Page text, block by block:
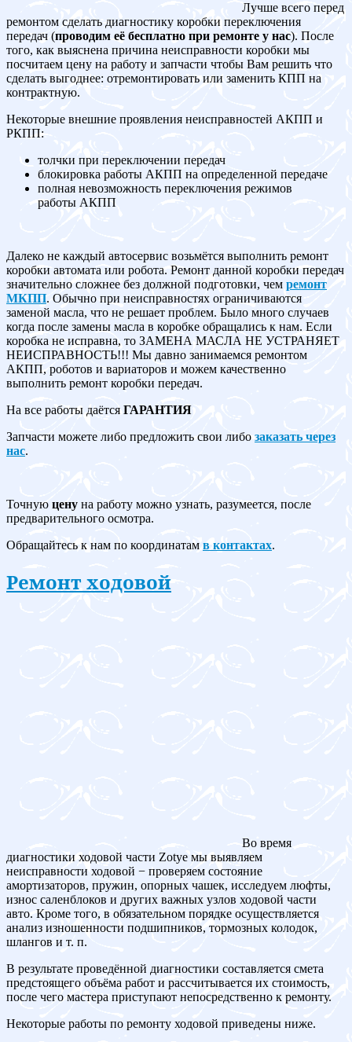
Лучше всего перед
ремонтом сделать диагностику коробки переключения
передач (проводим её бесплатно при ремонте у нас). После
того, как выяснена причина неисправности коробки мы
посчитаем цену на работу и запчасти чтобы Вам решить что
сделать выгоднее: отремонтировать или заменить КПП на
контрактную.
Некоторые внешние проявления неисправностей АКПП и
РКПП:
толчки при переключении передач
блокировка работы АКПП на определенной передаче
полная невозможность переключения режимов
работы АКПП
Далеко не каждый автосервис возьмётся выполнить ремонт
коробки автомата или робота. Ремонт данной коробки передач
значительно сложнее без должной подготовки, чем ремонт
МКПП. Обычно при неисправностях ограничиваются
заменой масла, что не решает проблем. Было много случаев
когда после замены масла в коробке обращались к нам. Если
коробка не исправна, то ЗАМЕНА МАСЛА НЕ УСТРАНЯЕТ
НЕИСПРАВНОСТЬ!!! Мы давно занимаемся ремонтом
АКПП, роботов и вариаторов и можем качественно
выполнить ремонт коробки передач.
На все работы даётсяГАРАНТИЯ
Запчасти можете либо предложить свои либо заказать через
нас.
Точную цену на работу можно узнать, разумеется, после
предварительного осмотра.
Обращайтесь к нам по координатам в контактах.
Ремонт ходовой
Во время
диагностики ходовой части Zotye мы выявляем
неисправности ходовой − проверяем состояние
амортизаторов, пружин, опорных чашек, исследуем люфты,
износ саленблоков и других важных узлов ходовой части
авто. Кроме того, в обязательном порядке осуществляется
анализ изношенности подшипников, тормозных колодок,
шлангов и т. п.
В результате проведённой диагностики составляется смета
предстоящего объёма работ и рассчитывается их стоимость,
после чего мастера приступают непосредственно к ремонту.
Некоторые работы по ремонту ходовой приведены ниже.